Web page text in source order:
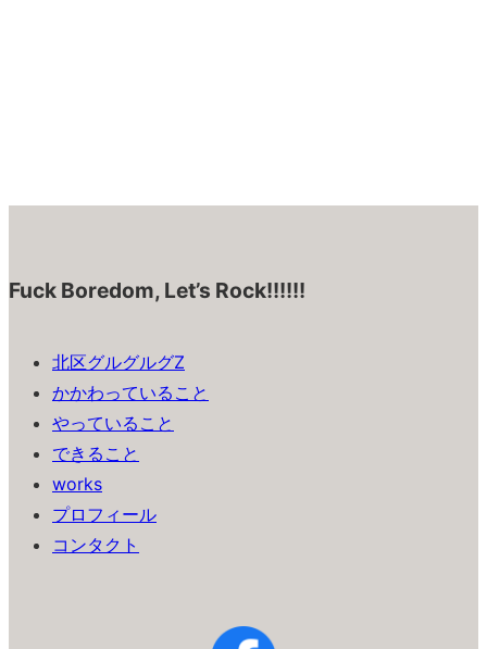
Fuck Boredom, Let’s Rock!!!!!!
北区グルグルグZ
かかわっていること
やっていること
できること
works
プロフィール
コンタクト